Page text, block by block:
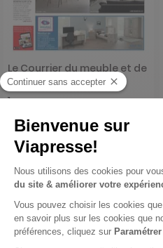
Le Courrier du meuble et de
l'habitat
1 an
170 €
144,50 €
Ajouter au panier